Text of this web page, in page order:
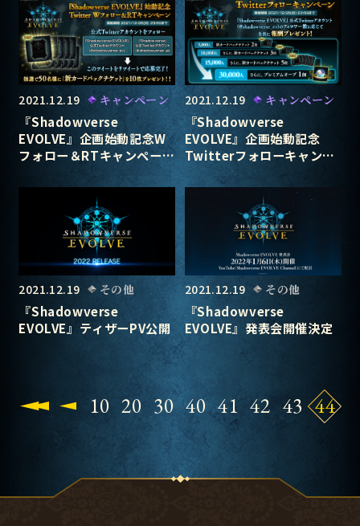
2021.12.19 キャンペーン
『Shadowverse
EVOLVE』企画始動記念W
フォロー＆RTキャンペーン
2021.12.19 キャンペーン
『Shadowverse
EVOLVE』企画始動記念
Twitterフォローキャンペ
ーン開催
2021.12.19 その他
『Shadowverse
EVOLVE』ティザーPV公開
2021.12.19 その他
『Shadowverse
EVOLVE』発表会開催決定
10 20 30 40 41 42 43 44